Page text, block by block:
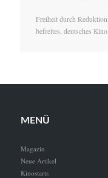
Freiheit durch
befreites, deutsches
MENÜ
Magazin
Neue Artikel
Kinostarts